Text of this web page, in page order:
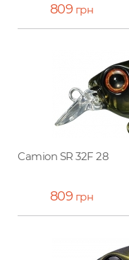
809 грн
Camion SR 32F 28
809 грн